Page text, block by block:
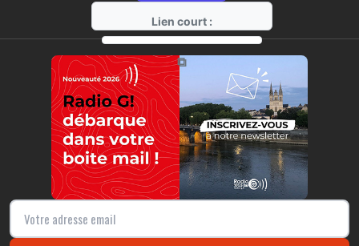
Lien court :
https://radio-g.fr?13546
⧉